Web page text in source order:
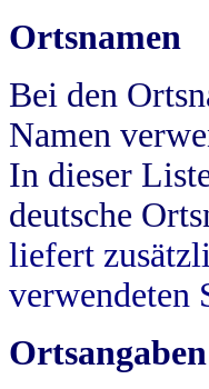
Ortsnamen
Bei den
Namen
In dieser
deutsche
liefert
verwendeten